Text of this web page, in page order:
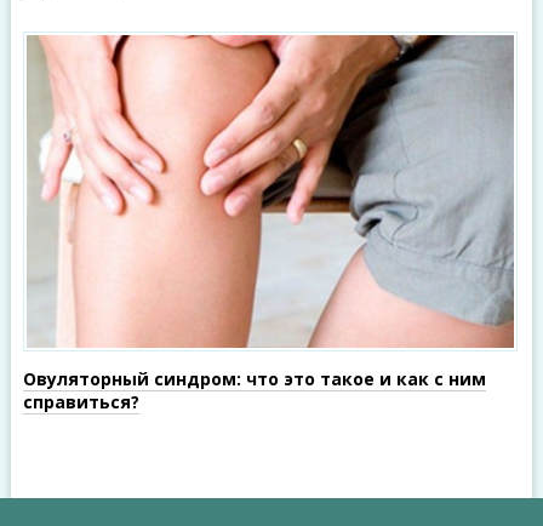
Овуляторный синдром: что это такое и как с ним
справиться?